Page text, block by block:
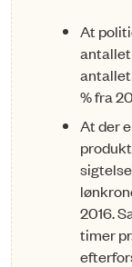
At
antallet
antallet
% fra
At der
2016.
timer